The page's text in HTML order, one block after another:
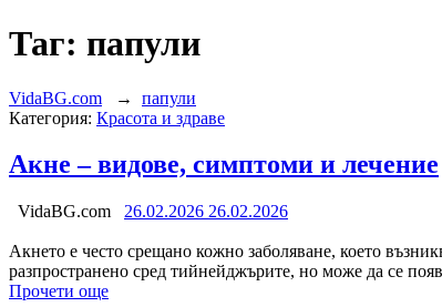
Таг: папули
VidaBG.com → папули
Категория: Красота и здраве
Акне – видове, симптоми и лечение
VidaBG.com 26.02.2026 26.02.2026
Акнето е често срещано кожно заболяване, което
разпространено сред тийнейджърите, но може да се
Прочети още